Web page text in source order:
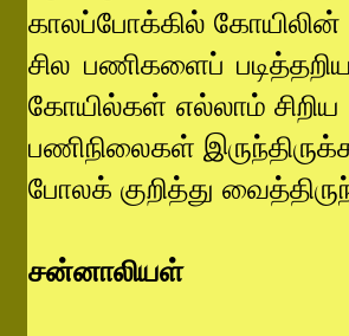
காலப்போக்கில் கோயிலின்
சில பணிகளைப்
கோயில்கள் எல்லாம்
பணிநிலைகள்
போலக் குறித்து
சன்னாலியள்